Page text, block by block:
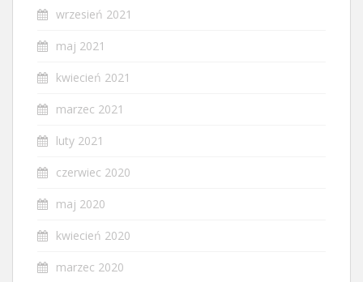
wrzesień 2021
maj 2021
kwiecień 2021
marzec 2021
luty 2021
czerwiec 2020
maj 2020
kwiecień 2020
marzec 2020